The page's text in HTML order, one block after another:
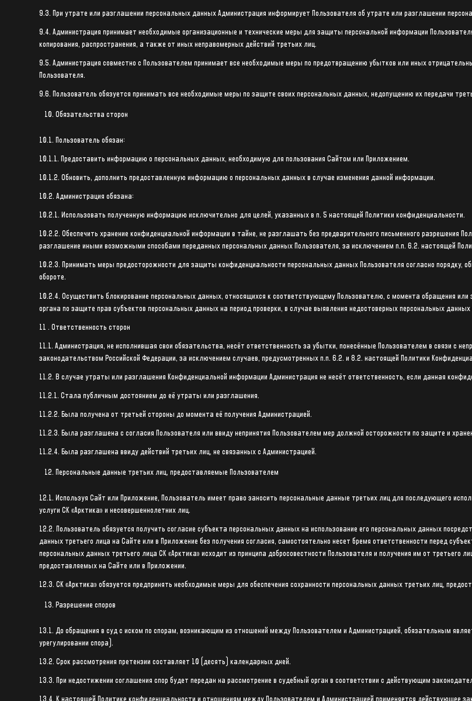
9.3. При утрате или разглашении персональных данных Администрация информирует Пользователя об утрате или разглашении
9.4. Администрация принимает необходимые организационные и технические меры для защиты персональной информации
копирования, распространения, а также от иных неправомерных действий третьих лиц.
9.5. Администрация совместно с Пользователем принимает все необходимые меры по предотвращению убытков или иных
Пользователя.
9.6. Пользователь обязуется принимать все необходимые меры по защите своих персональных данных, недопущению их передачи
Обязательства сторон
10.1. Пользователь обязан:
10.1.1. Предоставить информацию о персональных данных, необходимую для пользования Сайтом или Приложением.
10.1.2. Обновить, дополнить предоставленную информацию о персональных данных в случае изменения данной информации.
10.2. Администрация обязана:
10.2.1. Использовать полученную информацию исключительно для целей, указанных в п. 5 настоящей Политики конфиденциальности.
10.2.2. Обеспечить хранение конфиденциальной информации в тайне, не разглашать без предварительного письменного разрешения
разглашение иными возможными способами переданных персональных данных Пользователя, за исключением п.п. 6.2. настоящей
10.2.3. Принимать меры предосторожности для защиты конфиденциальности персональных данных Пользователя согласно
обороте.
10.2.4. Осуществить блокирование персональных данных, относящихся к соответствующему Пользователю, с момента обращения или
органа по защите прав субъектов персональных данных на период проверки, в случае выявления недостоверных персональных
11 . Ответственность сторон
11.1. Администрация, не исполнившая свои обязательства, несёт ответственность за убытки, понесённые Пользователем в связи с
законодательством Российской Федерации, за исключением случаев, предусмотренных п.п. 6.2. и 8.2. настоящей Политики
11.2. В случае утраты или разглашения Конфиденциальной информации Администрация не несёт ответственность, если данная
11.2.1. Стала публичным достоянием до её утраты или разглашения.
11.2.2. Была получена от третьей стороны до момента её получения Администрацией.
11.2.3. Была разглашена с согласия Пользователя или ввиду непринятия Пользователем мер должной осторожности по защите и
11.2.4. Была разглашена ввиду действий третьих лиц, не связанных с Администрацией.
Персональные данные третьих лиц, предоставляемые Пользователем
12.1. Используя Сайт или Приложение, Пользователь имеет право заносить персональные данные третьих лиц для последующего
услуги СК «Арктика» и несовершеннолетних лиц.
12.2. Пользователь обязуется получить согласие субъекта персональных данных на использование его персональных данных
данных третьего лица на Сайте или в Приложение без получения согласия, самостоятельно несет бремя ответственности перед
персональных данных третьего лица СК «Арктика» исходит из принципа добросовестности Пользователя и получения им от третьего
предоставляемых на Сайте или в Приложении.
12.3. СК «Арктика» обязуется предпринять необходимые меры для обеспечения сохранности персональных данных третьих лиц,
Разрешение споров
13.1. До обращения в суд с иском по спорам, возникающим из отношений между Пользователем и Администрацией, обязательным
урегулировании спора).
13.2. Срок рассмотрения претензии составляет 10 (десять) календарных дней.
13.3. При недостижении соглашения спор будет передан на рассмотрение в судебный орган в соответствии с действующим